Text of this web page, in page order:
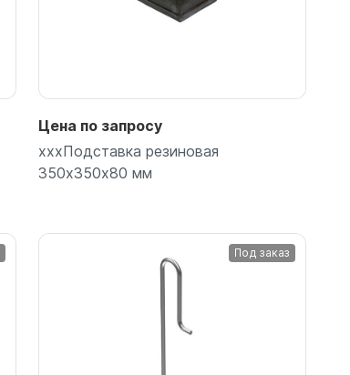
Подробнее
Цена по запросу
хххПодставка резиновая
350х350х80 мм
Под заказ